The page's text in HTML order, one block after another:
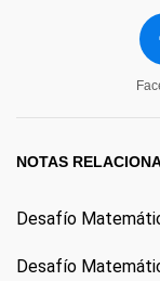
NOTAS
Desafío
Desafío